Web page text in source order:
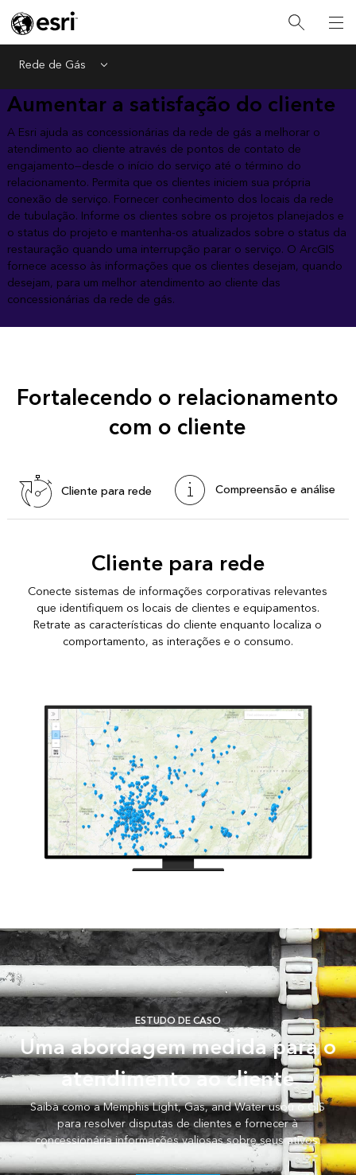
Rede de Gás Menu
Aumentar a satisfação do cliente
A Esri ajuda as concessionárias da rede de gás a melhorar o
atendimento ao cliente através de pontos de contato de
engajamento—desde o início do serviço até o término do
relacionamento. Permita que os clientes iniciem sua própria
conexão de serviço. Fornecer conhecimento dos locais da rede
de tubulação. Informe os clientes sobre os projetos planejados e
o status do projeto e mantenha-os atualizados sobre o status da
restauração quando uma interrupção parar o serviço. O ArcGIS
fornece acesso às informações que os clientes desejam, quando
desejam, para um melhor atendimento ao cliente das
concessionárias da rede de gás.
Fortalecendo o relacionamento
com o cliente
Cliente para rede Compreensão e análise
Cliente para rede
Conecte sistemas de informações corporativas relevantes
que identifiquem os locais de clientes e equipamentos.
Retrate as características do cliente enquanto localiza o
comportamento, as interações e o consumo.
ESTUDO DE CASO
Uma abordagem medida para o
atendimento ao cliente
Saiba como a Memphis Light, Gas, and Water usou o GIS
para resolver disputas de clientes e fornecer à
concessionária informações valiosas sobre seus ativos.